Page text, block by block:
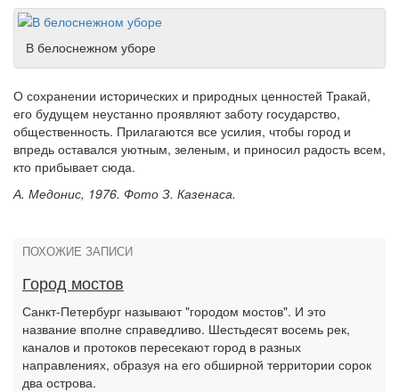
В белоснежном уборе
О сохранении исторических и природных ценностей Тракай,
его будущем неустанно проявляют заботу государство,
общественность. Прилагаются все усилия, чтобы город и
впредь оставался уютным, зеленым, и приносил радость всем,
кто прибывает сюда.
А. Медонис, 1976. Фото З. Казенаса.
ПОХОЖИЕ ЗАПИСИ
Город мостов
Санкт-Петербург называют "городом мостов". И это
название вполне справедливо. Шестьдесят восемь рек,
каналов и протоков пересекают город в разных
направлениях, образуя на его обширной территории сорок
два острова.